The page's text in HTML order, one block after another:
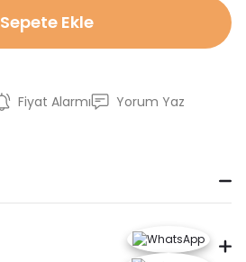
Sepete Ekle
Fiyat Alarmı
Yorum Yaz